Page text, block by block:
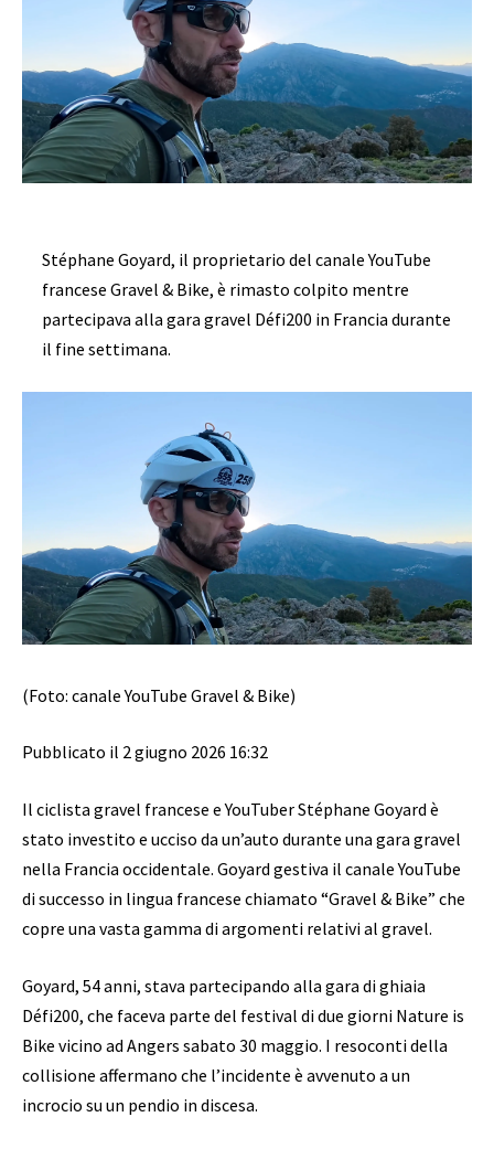
Stéphane Goyard, il proprietario del canale YouTube
francese Gravel & Bike, è rimasto colpito mentre
partecipava alla gara gravel Défi200 in Francia durante
il fine settimana.
(Foto: canale YouTube Gravel & Bike)
Pubblicato il 2 giugno 2026 16:32
Il ciclista gravel francese e YouTuber Stéphane Goyard è
stato investito e ucciso da un’auto durante una gara gravel
nella Francia occidentale. Goyard gestiva il canale YouTube
di successo in lingua francese chiamato “Gravel & Bike” che
copre una vasta gamma di argomenti relativi al gravel.
Goyard, 54 anni, stava partecipando alla gara di ghiaia
Défi200, che faceva parte del festival di due giorni Nature is
Bike vicino ad Angers sabato 30 maggio. I resoconti della
collisione affermano che l’incidente è avvenuto a un
incrocio su un pendio in discesa.